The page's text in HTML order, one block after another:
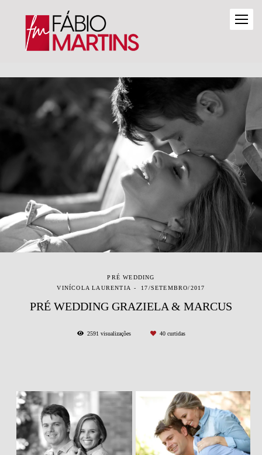
PRÉ WEDDING
VINÍCOLA LAURENTIA
17/SETEMBRO/2017
PRÉ WEDDING GRAZIELA & MARCUS
2591 visualizações 40curtidas